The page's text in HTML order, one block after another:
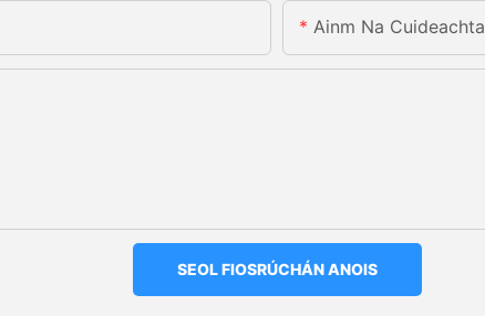
Ainm Na Cuideachta
SEOL FIOSRÚCHÁN ANOIS